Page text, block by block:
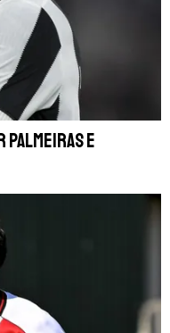
Palmeiras e